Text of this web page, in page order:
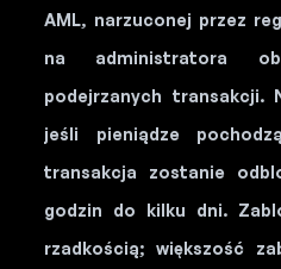
AML, narzuconej przez
na administratora
podejrzanych transakcji.
jeśli pieniądze
transakcja zostanie
godzin do kilku dni.
rzadkością; większość